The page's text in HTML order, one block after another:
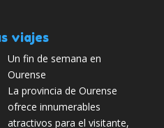
viajes
Un fin de semana en
Ourense
La provincia de Ourense
ofrece innumerables
atractivos para el visitante,